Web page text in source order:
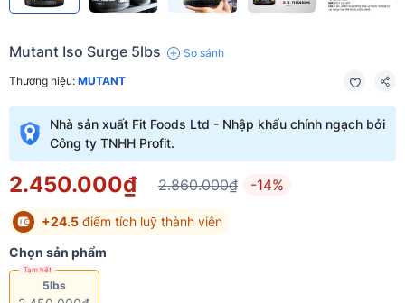
Mutant Iso Surge 5lbs So sánh
Thương hiệu: MUTANT
Nhà sản xuất Fit Foods Ltd - Nhập khẩu chính ngạch bởi
Công ty TNHH Profit.
2.450.000₫ 2.860.000₫ -14%
+24.5 điểm tích luỹ thành viên
Chọn sản phẩm
Tạm hết
5lbs